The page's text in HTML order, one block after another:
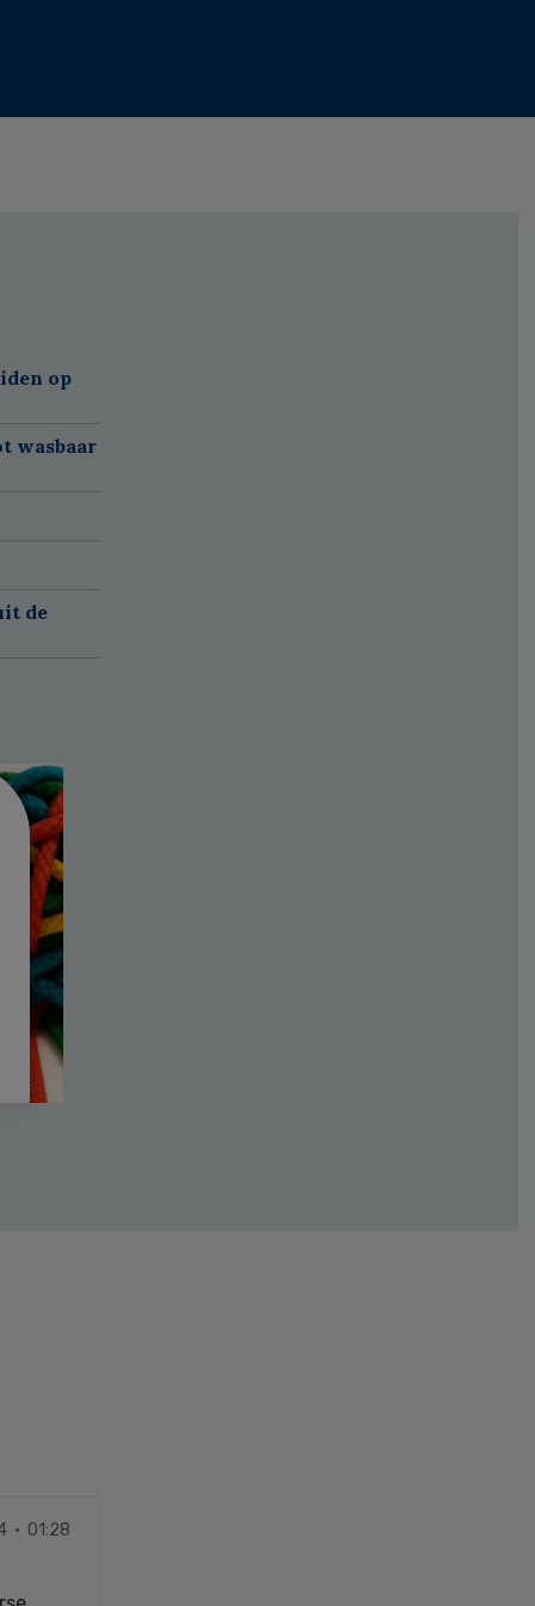
op
wasbaar
de
· 01:28